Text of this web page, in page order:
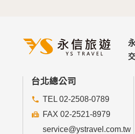
台北總公司
TEL 02-2508-0789
FAX 02-2521-8979
service@ystravel.com.tw